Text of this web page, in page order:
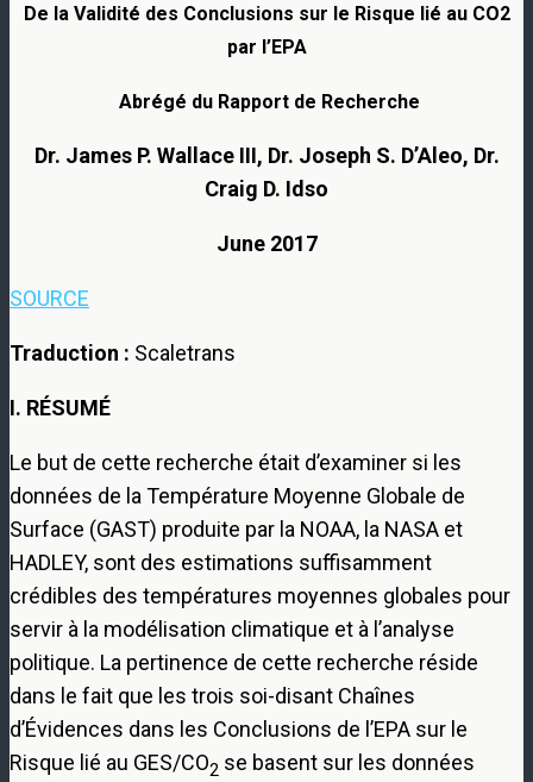
De la Validité des Conclusions sur le Risque lié au CO2
par l’EPA
Abrégé du Rapport de Recherche
Dr. James P. Wallace III, Dr. Joseph S. D’Aleo, Dr.
Craig D. Idso
June 2017
SOURCE
Traduction : Scaletrans
I. RÉSUMÉ
Le but de cette recherche était d’examiner si les
données de la Température Moyenne Globale de
Surface (GAST) produite par la NOAA, la NASA et
HADLEY, sont des estimations suffisamment
crédibles des températures moyennes globales pour
servir à la modélisation climatique et à l’analyse
politique. La pertinence de cette recherche réside
dans le fait que les trois soi-disant Chaînes
d’Évidences dans les Conclusions de l’EPA sur le
Risque lié au GES/CO2 se basent sur les données